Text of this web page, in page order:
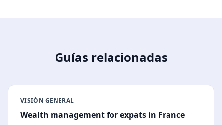
Guías relacionadas
VISIÓN GENERAL
Wealth management for expats in France